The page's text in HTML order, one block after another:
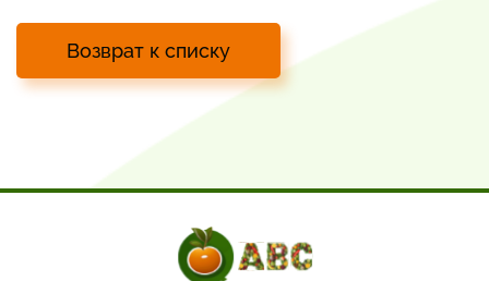
Возврат к списку